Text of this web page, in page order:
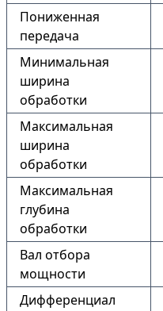
Пониженная
передача
Минимальная
ширина
обработки
Максимальная
ширина
обработки
Максимальная
глубина
обработки
Вал отбора
мощности
Дифференциал